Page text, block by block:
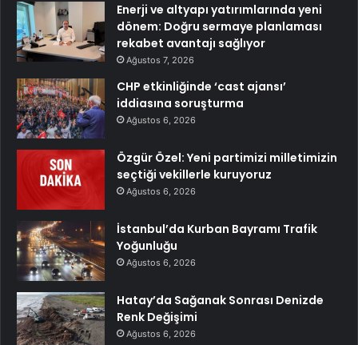
Enerji ve altyapı yatırımlarında yeni
dönem: Doğru sermaye planlaması
rekabet avantajı sağlıyor
Ağustos 7, 2026
CHP etkinliğinde ‘cast ajansı’
iddiasına soruşturma
Ağustos 6, 2026
Özgür Özel: Yeni partimizi milletimizin
seçtiği vekillerle kuruyoruz
Ağustos 6, 2026
İstanbul’da Kurban Bayramı Trafik
Yoğunluğu
Ağustos 6, 2026
Hatay’da Sağanak Sonrası Denizde
Renk Değişimi
Ağustos 6, 2026